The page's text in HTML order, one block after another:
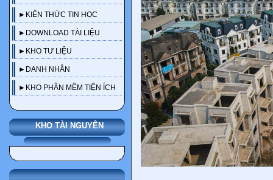
►KIẾN THỨC TIN HỌC
►DOWNLOAD TÀI LIỆU
►KHO TƯ LIỆU
►DANH NHÂN
►KHO PHẦN MỀM TIỆN ÍCH
KHO TÀI NGUYÊN